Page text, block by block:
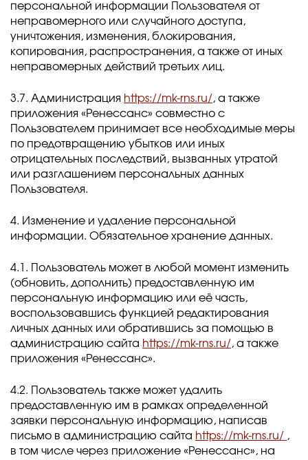
персональной информации Пользователя от
неправомерного или случайного доступа,
уничтожения, изменения, блокирования,
копирования, распространения, а также от иных
неправомерных действий третьих лиц.
3.7. Администрация https://mk-rns.ru/, а также
приложения «Ренессанс» совместно с
Пользователем принимает все необходимые меры
по предотвращению убытков или иных
отрицательных последствий, вызванных утратой
или разглашением персональных данных
Пользователя.
4. Изменение и удаление персональной
информации. Обязательное хранение данных.
4.1. Пользователь может в любой момент изменить
(обновить, дополнить) предоставленную им
персональную информацию или её часть,
воспользовавшись функцией редактирования
личных данных или обратившись за помощью в
администрацию сайта https://mk-rns.ru/, а также
приложения «Ренессанс».
4.2. Пользователь также может удалить
предоставленную им в рамках определенной
заявки персональную информацию, написав
письмо в администрацию сайта https://mk-rns.ru/ ,
в том числе через приложение «Ренессанс», на